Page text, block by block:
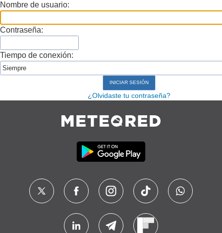
Nombre de usuario:
Contraseña:
Tiempo de conexión:
¿Olvidaste tu contraseña?